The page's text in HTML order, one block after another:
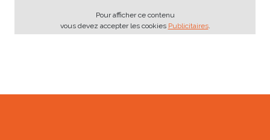
Pour afficher ce contenu
vous devez accepter les cookies Publicitaires.